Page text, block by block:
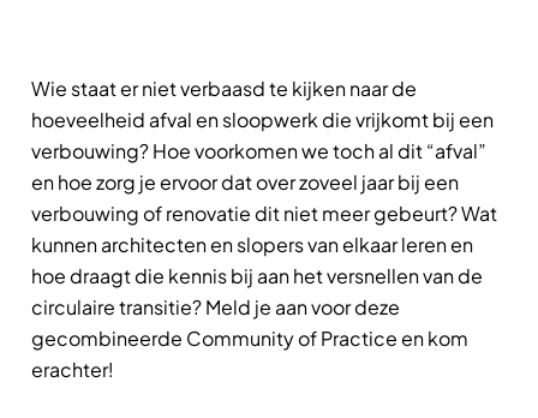
Wie staat er niet verbaasd te kijken naar de
hoeveelheid afval en sloopwerk die vrijkomt bij een
verbouwing? Hoe voorkomen we toch al dit “afval”
en hoe zorg je ervoor dat over zoveel jaar bij een
verbouwing of renovatie dit niet meer gebeurt? Wat
kunnen architecten en slopers van elkaar leren en
hoe draagt die kennis bij aan het versnellen van de
circulaire transitie? Meld je aan voor deze
gecombineerde Community of Practice en kom
erachter!